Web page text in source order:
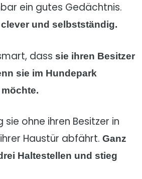
ein gutes Gedächtnis.
und selbstständig.
dass sie ihren Besitzer
sie im Hundepark
sie ohne ihren Besitzer in
Haustür abfährt. Ganz
Haltestellen und stieg